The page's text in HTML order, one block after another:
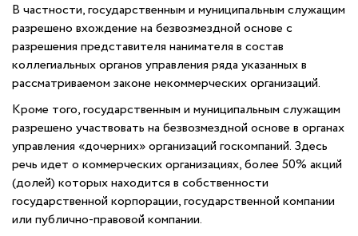
В частности, государственным и муниципальным служащим
разрешено вхождение на безвозмездной основе с
разрешения представителя нанимателя в состав
коллегиальных органов управления ряда указанных в
рассматриваемом законе некоммерческих организаций.
Кроме того, государственным и муниципальным служащим
разрешено участвовать на безвозмездной основе в органах
управления «дочерних» организаций госкомпаний. Здесь
речь идет о коммерческих организациях, более 50% акций
(долей) которых находится в собственности
государственной корпорации, государственной компании
или публично-правовой компании.